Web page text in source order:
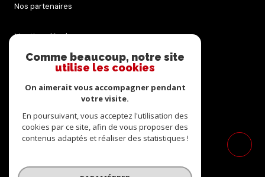
Nos partenaires
Mentions légales
Cookies
© 2026 | Tous droits réservés
Comme beaucoup, notre site
utilise les cookies
On aimerait vous accompagner pendant
votre visite.
En poursuivant, vous acceptez l'utilisation des
cookies par ce site, afin de vous proposer des
contenus adaptés et réaliser des statistiques !